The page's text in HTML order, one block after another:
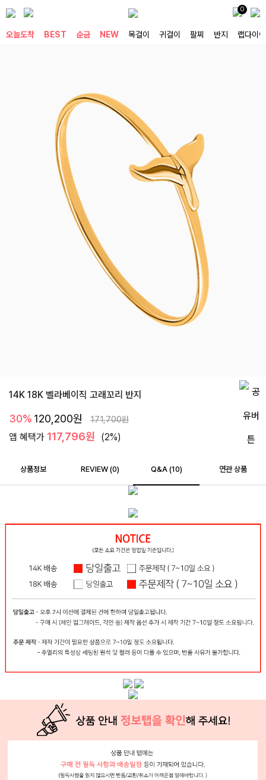
0
오늘도착 BEST 순금 NEW 목걸이 귀걸이 팔찌 반지 랩다이아
14K 18K 벨라베이직 고래꼬리 반지
30% 120,200원 171,700원
앱 혜택가 117,796원 (2%)
상품정보 REVIEW (0) Q&A (10) 연관 상품